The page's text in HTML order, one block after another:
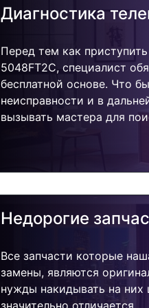
Диагностика
Перед тем как
5048FT2C, специалист
бесплатной основе. Что
неисправности и в
вызывать мастера для
Недорогие
Все запчасти которые
замены, являются
нужды накидывать на них